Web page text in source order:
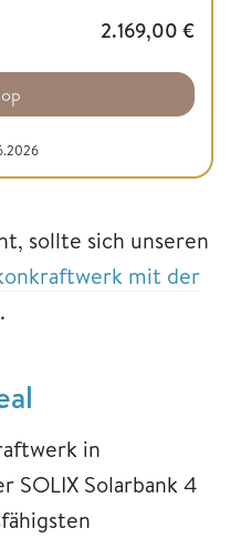
2.169,00 €
sollte sich unseren
mit der
in
SOLIX Solarbank 4